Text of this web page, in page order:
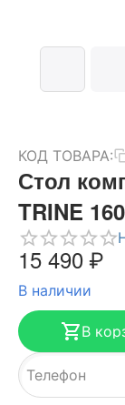
КОД ТОВАРА:
Стол
TRINE
15 490₽
В наличии
В